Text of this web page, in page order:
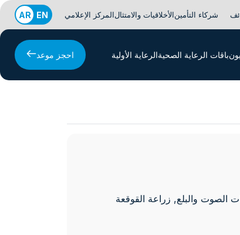
شركاء التأمينالأخلاقيات والامتثالالمركز الإعلامي EN
AR
باقات الرعاية الصحيةالرعاية الأولية احجز موعد
الصوت والبلع, زراعة القوقعة